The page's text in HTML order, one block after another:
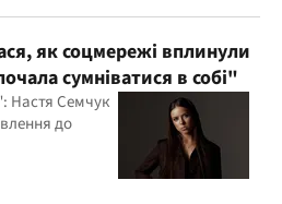
як соцмережі вплинули
сумніватися в собі"
Настя Семчук
до